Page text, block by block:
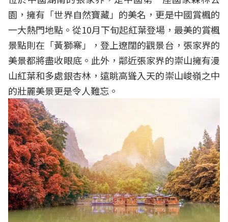
園，擁有「世界自然寶藏」的美名，更是中國賞楓的
一大熱門地點。從10月下旬起紅葉登場，最美的賞楓
景點則在「黃獅寨」，登上遼闊的觀景台，張家界的
美景都將盡收眼底。此外，鄰近張家界的崇山擁有漫
山紅葉和多處銀杏林，遠眺高聳入天的崇山峻嶺之中
的壯麗美景更是令人難忘。